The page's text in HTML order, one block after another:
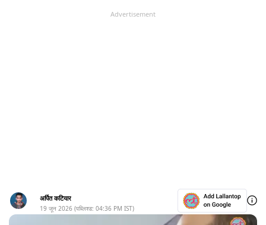
Advertisement
अर्पित कटियार
19 जून 2026 (पब्लिश्ड: 04:36 PM IST)